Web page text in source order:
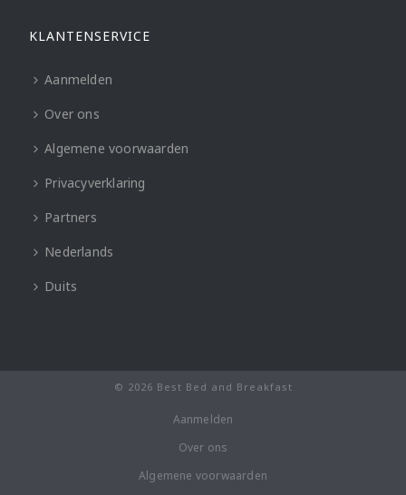
KLANTENSERVICE
Aanmelden
Over ons
Algemene voorwaarden
Privacyverklaring
Partners
Nederlands
Duits
© 2026 Best Bed and Breakfast
Aanmelden
Over ons
Algemene voorwaarden